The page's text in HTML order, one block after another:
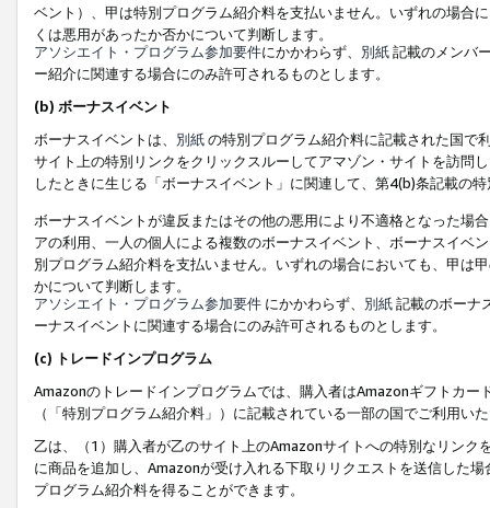
ベント）、甲は特別プログラム紹介料を支払いません。いずれの場合
くは悪用があったか否かについて判断します。
アソシエイト・プログラム参加要件にかかわらず、 別紙記載のメンバ
ー紹介に関連する場合にのみ許可されるものとします。
(b) ボーナスイベント
ボーナスイベントは、 別紙の特別プログラム紹介料に記載された国で
サイト上の特別リンクをクリックスルーしてアマゾン・サイトを訪問
したときに生じる「ボーナスイベント」に関連して、第4(b)条記載の
ボーナスイベントが違反またはその他の悪用により不適格となった場
アの利用、一人の個人による複数のボーナスイベント、ボーナスイベ
別プログラム紹介料を支払いません。いずれの場合においても、甲は
かについて判断します。
アソシエイト・プログラム参加要件 にかかわらず、 別紙記載のボーナ
ーナスイベントに関連する場合にのみ許可されるものとします。
(c) トレードインプログラム
Amazonのトレードインプログラムでは、購入者はAmazonギフトカ
（「特別プログラム紹介料」）に記載されている一部の国でご利用い
乙は、（1）購入者が乙のサイト上のAmazonサイトへの特別なリン
に商品を追加し、Amazonが受け入れる下取りリクエストを送信した
プログラム紹介料を得ることができます。